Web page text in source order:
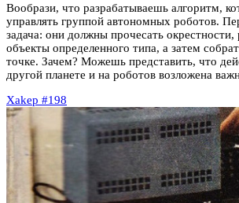
Вообрази, что разрабатываешь алгоритм,
управлять группой автономных роботов.
задача: они должны прочесать окрестности,
объекты определенного типа, а затем
точке. Зачем? Можешь представить, что
другой планете и на роботов возложена
Xakep #198